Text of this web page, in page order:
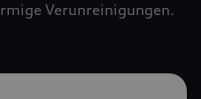
Verunreinigungen.